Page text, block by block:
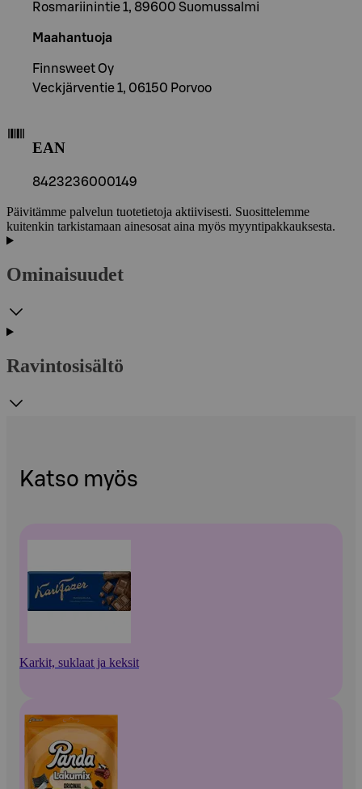
Rosmariinintie 1, 89600 Suomussalmi
Maahantuoja
Finnsweet Oy
Veckjärventie 1, 06150 Porvoo
EAN
8423236000149
Päivitämme palvelun tuotetietoja aktiivisesti. Suosittelemme
kuitenkin tarkistamaan ainesosat aina myös myyntipakkauksesta.
Ominaisuudet
Ravintosisältö
Katso myös
Karkit, suklaat ja keksit